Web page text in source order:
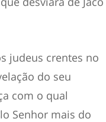
judeus crentes no
do seu
com o qual
Senhor mais do